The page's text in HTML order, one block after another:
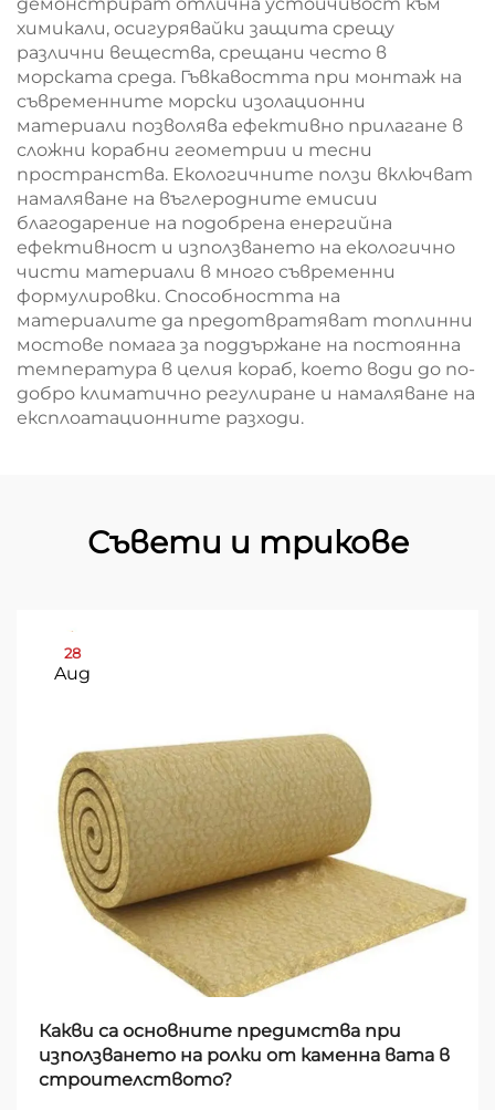
химикали, осигурявайки защита срещу
различни вещества, срещани често в
морската среда. Гъвкавостта при монтаж на
съвременните морски изолационни
материали позволява ефективно прилагане в
сложни корабни геометрии и тесни
пространства. Екологичните ползи включват
намаляване на въглеродните емисии
благодарение на подобрена енергийна
ефективност и използването на екологично
чисти материали в много съвременни
формулировки. Способността на
материалите да предотвратяват топлинни
мостове помага за поддържане на постоянна
температура в целия кораб, което води до по-
добро климатично регулиране и намаляване на
експлоатационните разходи.
Съвети и трикове
28
Aug
Какви са основните предимства при
използването на ролки от каменна вата в
строителството?